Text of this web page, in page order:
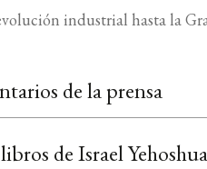
industrial hasta la
de la prensa
de Israel